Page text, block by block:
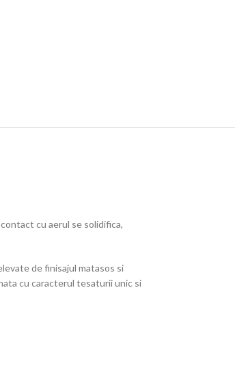
cu aerul se solidifica,
de finisajul matasos si
cu caracterul tesaturii unic si